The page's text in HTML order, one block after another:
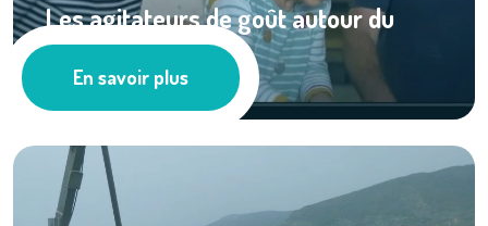
Les agitateurs de goût autour du
homard de ...
Les actus
En savoir plus